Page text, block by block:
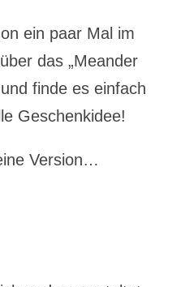
ein paar Mal im
das „Meander
finde es einfach
Geschenkidee!
Version…